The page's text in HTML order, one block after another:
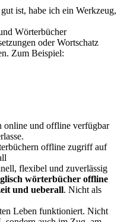
ist, habe ich ein Werkzeug,
Wörterbücher
oder Wortschatz
Zum Beispiel:
online und offline verfügbar
offline zugriff auf
flexibel und zuverlässig
wörterbücher offline
und ueberall. Nicht als
Leben funktioniert. Nicht